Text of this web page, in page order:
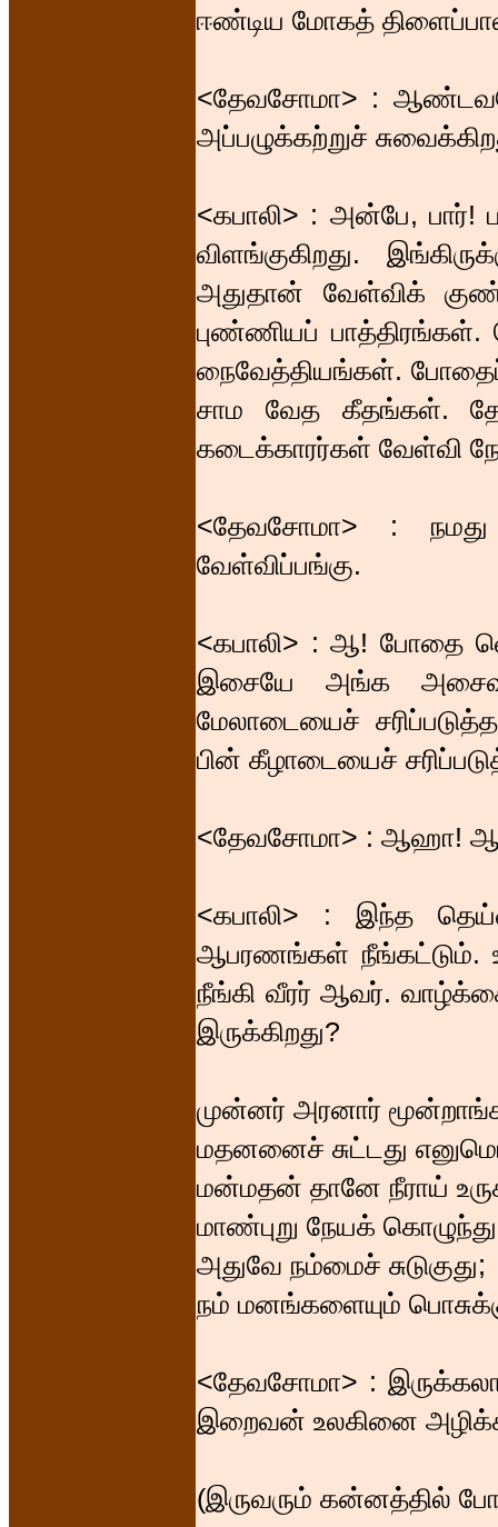
ஈண்டிய மோகத்
<தேவசோமா> :
அப்பழுக்கற்றுச்
<கபாலி> : அன்பே,
விளங்குகிறது.
அதுதான் வேள்விக்
புண்ணியப் பாத்திரங்கள்.
நைவேத்தியங்கள்.
சாம வேத கீதங்கள்.
கடைக்காரர்கள் வேள்வி
<தேவசோமா> : நமது
வேள்விப்பங்கு.
<கபாலி> : ஆ! போதை
இசையே அங்க
மேலாடையைச்
பின் கீழாடையைச்
<தேவசோமா> : ஆஹா!
<கபாலி> : இந்த
ஆபரணங்கள் நீங்கட்டும்.
நீங்கி வீரர் ஆவர்.
இருக்கிறது?
முன்னர் அரனார்
மதனனைச் சுட்டது
மன்மதன் தானே நீராய்
மாண்புறு நேயக் கொழுந்து
அதுவே நம்மைச் சுடுகுது;
நம் மனங்களையும்
<தேவசோமா> :
இறைவன் உலகினை
(இருவரும் கன்னத்தில்